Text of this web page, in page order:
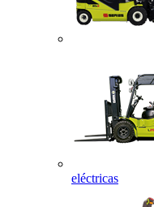
eléctricas